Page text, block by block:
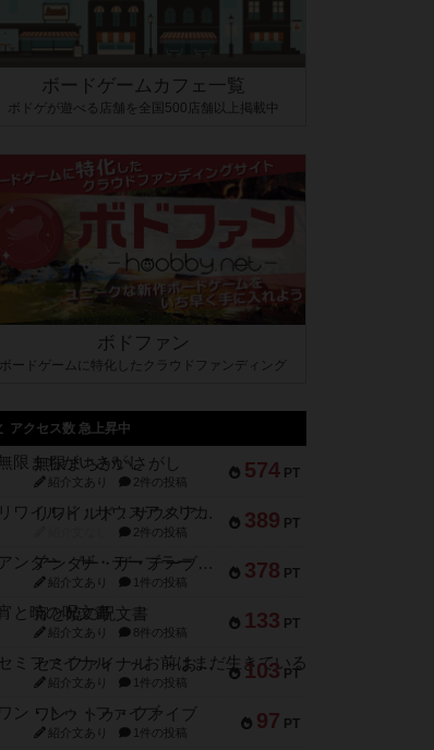
ボードゲームカフェ一覧
ボドゲが遊べる店舗を全国500店舗以上掲載中
ボドファン
ボードゲームに特化したクラウドファンディング
アクセス数 急上昇中
574 PT
無限まちがいさがし
紹介文あり 2件の投稿
389 PT
リワイルド：サウスアメリカ
2件の投稿
378 PT
アンダー・ザ・テーブラー
紹介文あり 1件の投稿
133 PT
宵と暁の呪文書
紹介文あり 8件の投稿
103 PT
セミファイナル ～お前はまだ生きている～
紹介文あり 1件の投稿
97 PT
ワン・トゥ・ファイブ
紹介文あり 1件の投稿